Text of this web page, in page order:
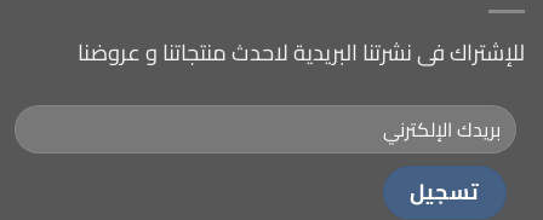
للإشتراك فى نشرتنا البريدية لاحدث منتجاتنا و عروضنا